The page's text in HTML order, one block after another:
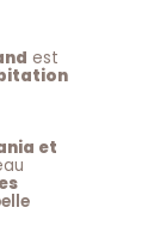
est
et